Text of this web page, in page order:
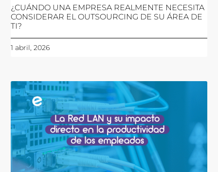
¿CUÁNDO UNA EMPRESA REALMENTE NECESITA
CONSIDERAR EL OUTSOURCING DE SU ÁREA DE
TI?
1 abril, 2026